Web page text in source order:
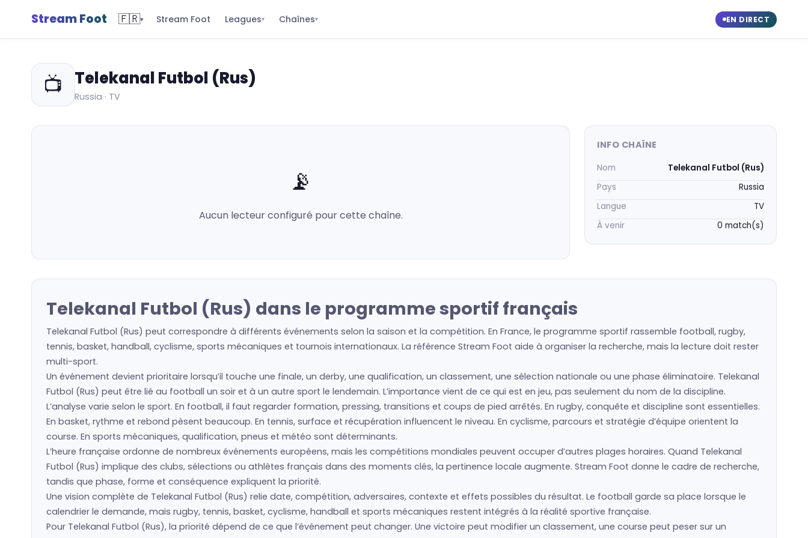
Stream Foot 🇫🇷▾ Stream Foot Leagues▾ Chaînes▾ EN DIRECT
📺 Telekanal Futbol (Rus)
Russia · TV
📡
Aucun lecteur configuré pour cette chaîne.
INFO CHAÎNE
Nom
Telekanal Futbol (Rus)
Pays
Russia
Langue
TV
À venir
0 match(s)
Telekanal Futbol (Rus) dans le programme sportif français
Telekanal Futbol (Rus) peut correspondre à différents événements selon la saison et la compétition. En France, le programme sportif rassemble football, rugby,
tennis, basket, handball, cyclisme, sports mécaniques et tournois internationaux. La référence Stream Foot aide à organiser la recherche, mais la lecture doit rester
multi-sport.
Un événement devient prioritaire lorsqu’il touche une finale, un derby, une qualification, un classement, une sélection nationale ou une phase éliminatoire. Telekanal
Futbol (Rus) peut être lié au football un soir et à un autre sport le lendemain. L’importance vient de ce qui est en jeu, pas seulement du nom de la discipline.
L’analyse varie selon le sport. En football, il faut regarder formation, pressing, transitions et coups de pied arrêtés. En rugby, conquête et discipline sont essentielles.
En basket, rythme et rebond pèsent beaucoup. En tennis, surface et récupération influencent le niveau. En cyclisme, parcours et stratégie d’équipe orientent la
course. En sports mécaniques, qualification, pneus et météo sont déterminants.
L’heure française ordonne de nombreux événements européens, mais les compétitions mondiales peuvent occuper d’autres plages horaires. Quand Telekanal
Futbol (Rus) implique des clubs, sélections ou athlètes français dans des moments clés, la pertinence locale augmente. Stream Foot donne le cadre de recherche,
tandis que phase, forme et conséquence expliquent la priorité.
Une vision complète de Telekanal Futbol (Rus) relie date, compétition, adversaires, contexte et effets possibles du résultat. Le football garde sa place lorsque le
calendrier le demande, mais rugby, tennis, basket, cyclisme, handball et sports mécaniques restent intégrés à la réalité sportive française.
Pour Telekanal Futbol (Rus), la priorité dépend de ce que l’événement peut changer. Une victoire peut modifier un classement, une course peut peser sur un